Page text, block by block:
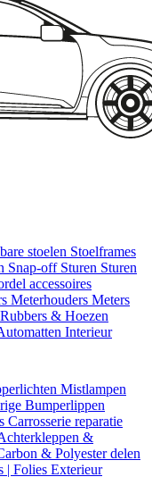
stoelen Stoelframes
Snap-off Sturen Sturen
accessoires
Meterhouders Meters
Rubbers & Hoezen
Interieur
Mistlampen
Bumperlippen
Carrosserie reparatie
&
& Polyester delen
| Folies Exterieur